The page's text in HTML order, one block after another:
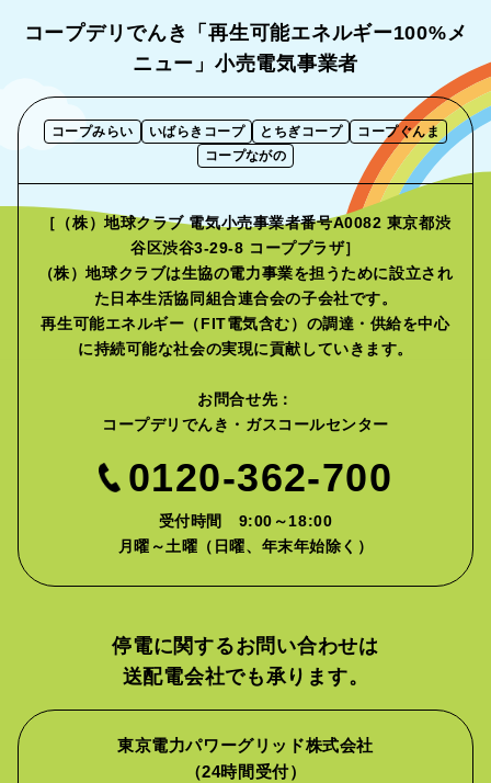
コープデリでんき「再生可能エネルギー100%メ
ニュー」小売電気事業者
コープみらい いばらきコープ とちぎコープ
コープぐんま
コープながの
［（株）地球クラブ 電気小売事業者番号A0082 東京都渋
谷区渋谷3-29-8 コーププラザ］
（株）地球クラブは生協の電力事業を担うために設立され
た 日本生活協同組合連合会の子会社です。
再生可能エネルギー（FIT電気含む）の調達・供給を中心
に持続可能な社会の実現に貢献していきます。
お問合せ先：
コープデリでんき・ガスコールセンター
0120-362-700
受付時間 9:00～18:00
月曜～土曜（日曜、年末年始除く）
停電に関するお問い合わせは
送配電会社でも承ります。
東京電力パワーグリッド株式会社
（24時間受付）